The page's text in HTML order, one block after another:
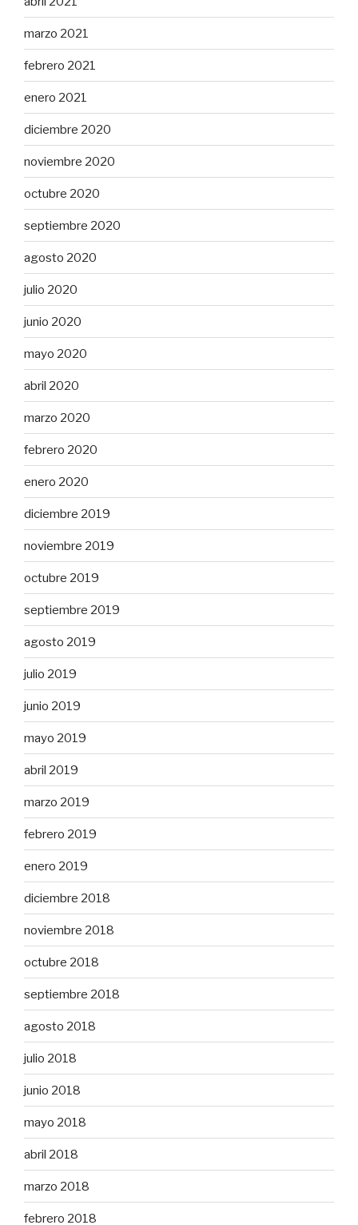
marzo 2021
febrero 2021
enero 2021
diciembre 2020
noviembre 2020
octubre 2020
septiembre 2020
agosto 2020
julio 2020
junio 2020
mayo 2020
abril 2020
marzo 2020
febrero 2020
enero 2020
diciembre 2019
noviembre 2019
octubre 2019
septiembre 2019
agosto 2019
julio 2019
junio 2019
mayo 2019
abril 2019
marzo 2019
febrero 2019
enero 2019
diciembre 2018
noviembre 2018
octubre 2018
septiembre 2018
agosto 2018
julio 2018
junio 2018
mayo 2018
abril 2018
marzo 2018
febrero 2018